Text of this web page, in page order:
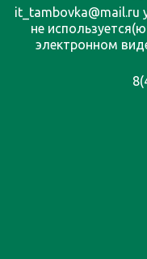
it_tambovka@mail.ru
не
электронном